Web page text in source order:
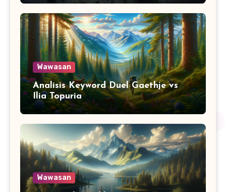
Wawasan
Analisis Keyword Duel Gaethje vs
Ilia Topuria
Wawasan